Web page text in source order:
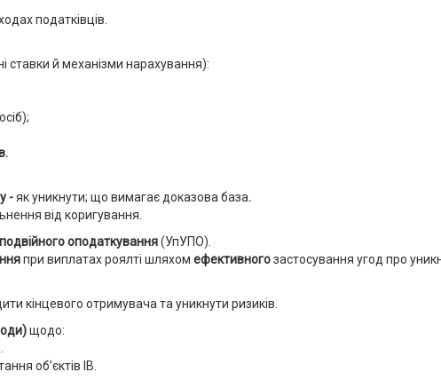
податківців.
ставки й механізми нарахування):
-як уникнути; що вимагає доказова база.
від коригування.
оподаткування(УпУПО).
при виплатах роялті шляхом ефективногозастосування угод про
кінцевого отримувача та уникнути ризиків.
щодо:
об’єктів ІВ.